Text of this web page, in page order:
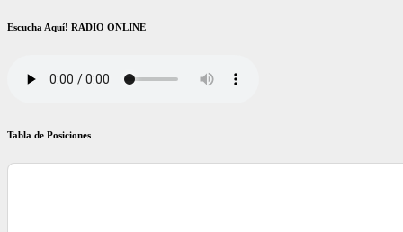
Escucha Aquí! RADIO ONLINE
Tabla de Posiciones